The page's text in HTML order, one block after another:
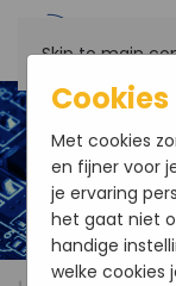
Skip to main
Cookies
Met cookies
en fijner voor
je ervaring
het gaat niet
handige
welke cookies